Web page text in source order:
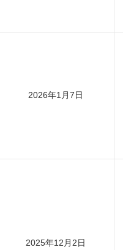
2026年1月7日
2025年12月2日